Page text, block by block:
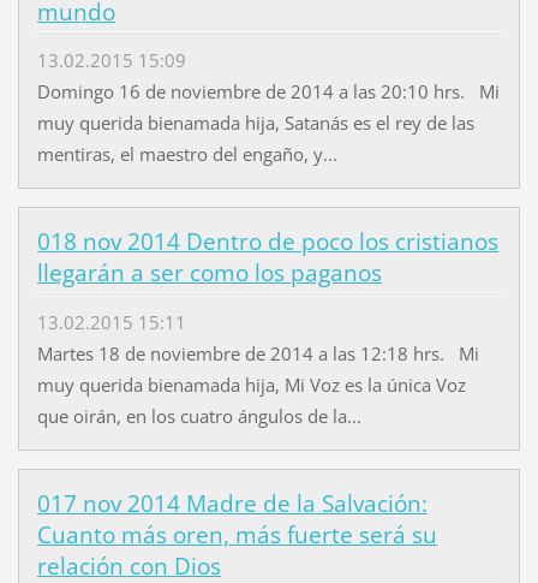
mundo
13.02.2015 15:09
Domingo 16 de noviembre de 2014 a las 20:10 hrs. Mi
muy querida bienamada hija, Satanás es el rey de las
mentiras, el maestro del engaño, y...
018 nov 2014 Dentro de poco los cristianos
llegarán a ser como los paganos
13.02.2015 15:11
Martes 18 de noviembre de 2014 a las 12:18 hrs. Mi
muy querida bienamada hija, Mi Voz es la única Voz
que oirán, en los cuatro ángulos de la...
017 nov 2014 Madre de la Salvación:
Cuanto más oren, más fuerte será su
relación con Dios